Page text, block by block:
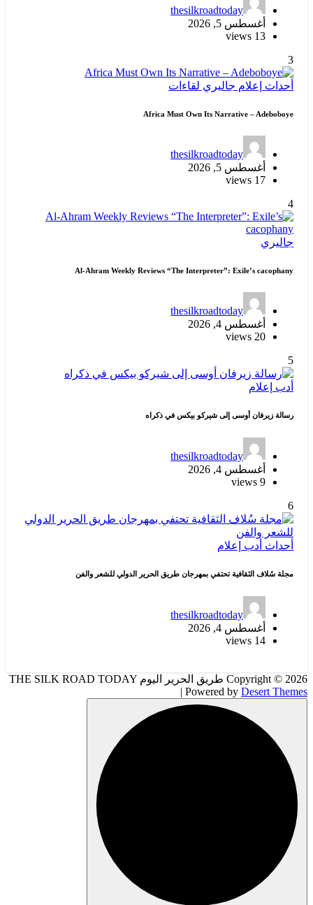
thesilkroadtoday
أغسطس 5, 2026
13 views
3
أحداث إعلام جاليري لقاءات
Africa Must Own Its Narrative – Adeboboye
thesilkroadtoday
أغسطس 5, 2026
17 views
4
جاليري
Al-Ahram Weekly Reviews “The Interpreter”: Exile’s cacophany
thesilkroadtoday
أغسطس 4, 2026
20 views
5
أدب إعلام
رسالة زيرفان أوسى إلى شيركو بيكس في ذكراه
thesilkroadtoday
أغسطس 4, 2026
9 views
6
أحداث أدب إعلام
مجلة سُلاف الثقافية تحتفي بمهرجان طريق الحرير الدولي للشعر والفن
thesilkroadtoday
أغسطس 4, 2026
14 views
Copyright © 2026 طريق الحرير اليوم THE SILK ROAD TODAY
| Powered by Desert Themes